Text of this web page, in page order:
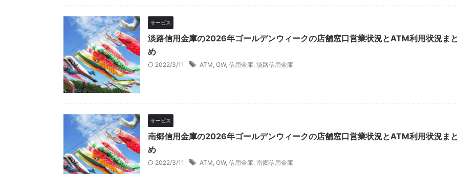
サービス
淡路信用金庫の2026年ゴールデンウィークの店舗窓口営業状況とATM利用状況まと
め
2022/3/11 ATM, GW, 信用金庫, 淡路信用金庫
サービス
南郷信用金庫の2026年ゴールデンウィークの店舗窓口営業状況とATM利用状況まと
め
2022/3/11 ATM, GW, 信用金庫, 南郷信用金庫